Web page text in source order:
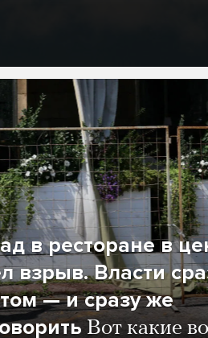
в ресторане в
взрыв. Власти
— и сразу же
Вот какие